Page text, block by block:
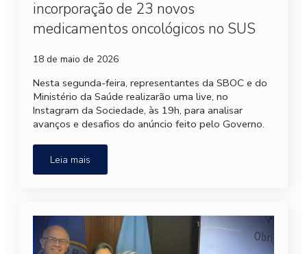
incorporação de 23 novos
medicamentos oncológicos no SUS
18 de maio de 2026
Nesta segunda-feira, representantes da SBOC e do
Ministério da Saúde realizarão uma live, no
Instagram da Sociedade, às 19h, para analisar
avanços e desafios do anúncio feito pelo Governo.
Leia mais